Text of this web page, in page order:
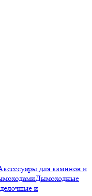
для каминов и
Дымоходные
и